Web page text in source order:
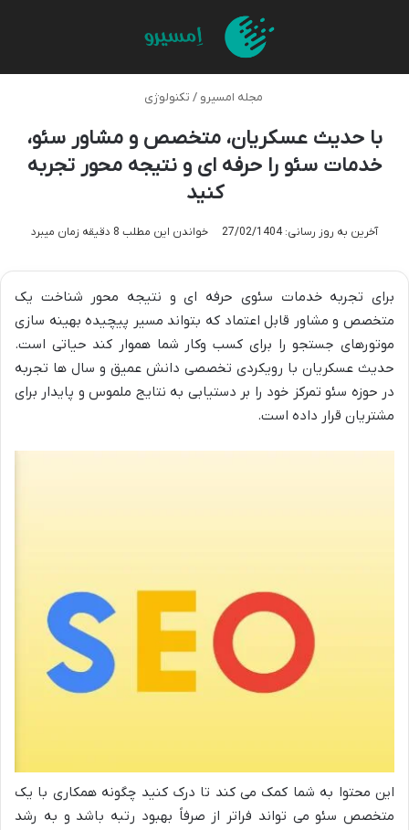
مجله امسیرو / تکنولوژی
با حدیث عسکریان، متخصص و مشاور سئو،
خدمات سئو را حرفه ای و نتیجه محور تجربه
کنید
آخرین به روز رسانی: 27/02/1404 خواندن این مطلب 8 دقیقه زمان میبرد
برای تجربه خدمات سئوی حرفه ای و نتیجه محور شناخت یک
متخصص و مشاور قابل اعتماد که بتواند مسیر پیچیده بهینه سازی
موتورهای جستجو را برای کسب وکار شما هموار کند حیاتی است.
حدیث عسکریان با رویکردی تخصصی دانش عمیق و سال ها تجربه
در حوزه سئو تمرکز خود را بر دستیابی به نتایج ملموس و پایدار برای
مشتریان قرار داده است.
این محتوا به شما کمک می کند تا درک کنید چگونه همکاری با یک
متخصص سئو می تواند فراتر از صرفاً بهبود رتبه باشد و به رشد